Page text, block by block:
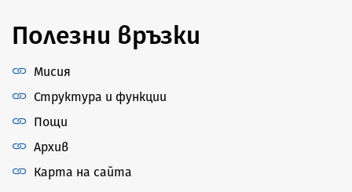
Полезни връзки
Мисия
Структура и функции
Пощи
Архив
Карта на сайта